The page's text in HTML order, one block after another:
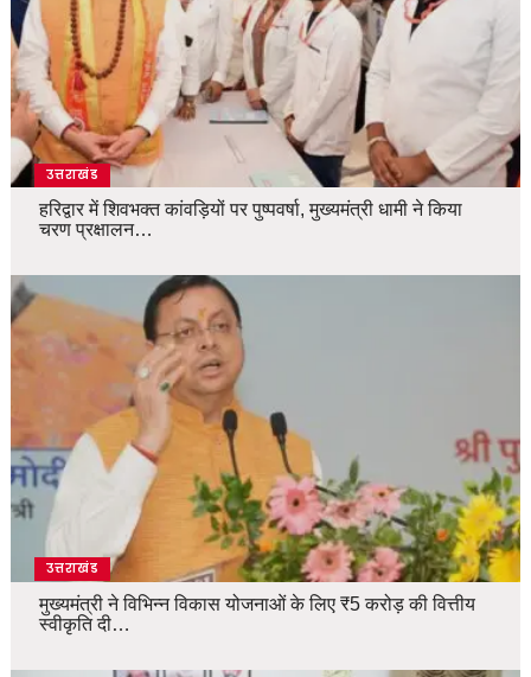
उत्तराखंड
हरिद्वार में शिवभक्त कांवड़ियों पर पुष्पवर्षा, मुख्यमंत्री धामी ने किया
चरण प्रक्षालन…
उत्तराखंड
मुख्यमंत्री ने विभिन्न विकास योजनाओं के लिए ₹5 करोड़ की वित्तीय
स्वीकृति दी…